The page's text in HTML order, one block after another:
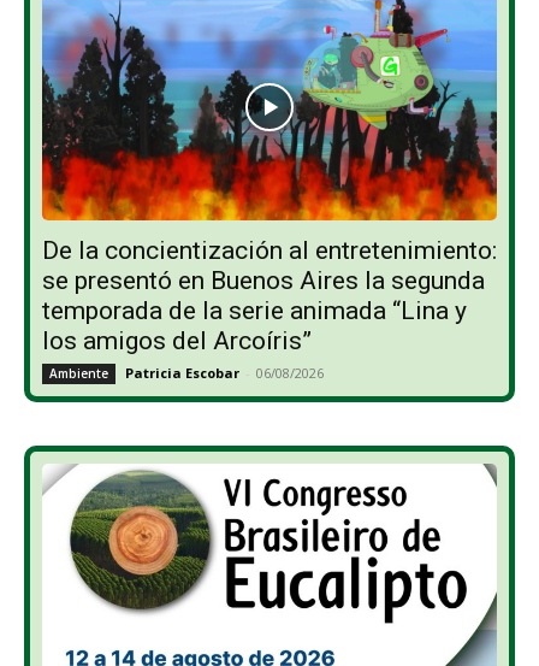
De la concientización al entretenimiento:
se presentó en Buenos Aires la segunda
temporada de la serie animada “Lina y
los amigos del Arcoíris”
Ambiente Patricia Escobar - 06/08/2026